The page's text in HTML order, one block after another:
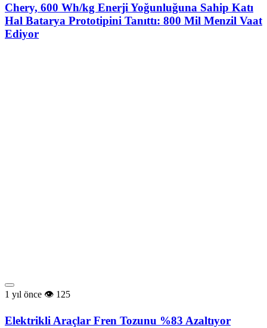
Chery, 600 Wh/kg Enerji Yoğunluğuna Sahip Katı
Hal Batarya Prototipini Tanıttı: 800 Mil Menzil Vaat
Ediyor
1 yıl önce 125
Elektrikli Araçlar Fren Tozunu %83 Azaltıyor